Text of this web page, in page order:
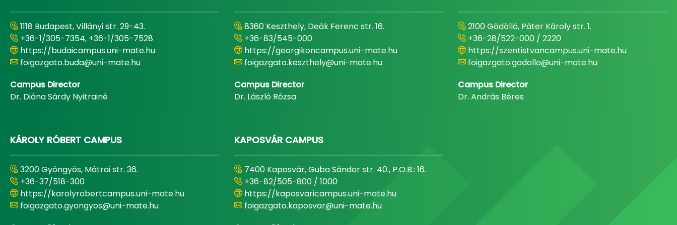
1118 Budapest, Villányi str. 29-43.
+36-1/305-7354, +36-1/305-7528
https://budaicampus.uni-mate.hu
foigazgato.buda@uni-mate.hu
Campus Director
Dr. Diána Sárdy Nyitrainé
8360 Keszthely, Deák Ferenc str. 16.
+36-83/545-000
https://georgikoncampus.uni-mate.hu
foigazgato.keszthely@uni-mate.hu
Campus Director
Dr. László Rózsa
2100 Gödöllő, Páter Károly str. 1.
+36-28/522-000 / 2220
https://szentistvancampus.uni-mate.hu
foigazgato.godollo@uni-mate.hu
Campus Director
Dr. András Béres
KÁROLY RÓBERT CAMPUS
3200 Gyöngyös, Mátrai str. 36.
+36-37/518-300
https://karolyrobertcampus.uni-mate.hu
foigazgato.gyongyos@uni-mate.hu
KAPOSVÁR CAMPUS
7400 Kaposvár, Guba Sándor str. 40., P.O.B.: 16.
+36-82/505-800 / 1000
https://kaposvaricampus.uni-mate.hu
foigazgato.kaposvar@uni-mate.hu